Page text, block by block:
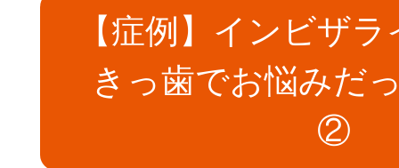
【症例】インビザ
きっ歯でお悩みだ
②